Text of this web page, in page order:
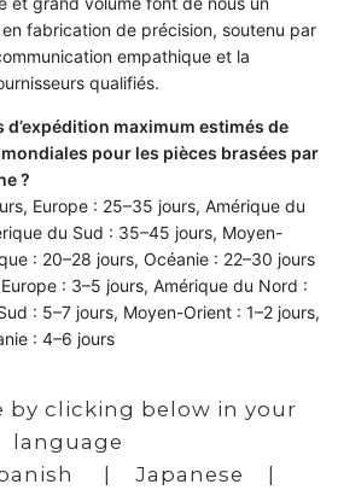
fabrication de précision, soutenu par
empathique et la
qualifiés.
d’expédition maximum estimés de
pour les pièces brasées par
?
Europe : 25–35 jours, Amérique du
du Sud : 35–45 jours, Moyen-
: 20–28 jours, Océanie : 22–30 jours
: 3–5 jours, Amérique du Nord :
: 5–7 jours, Moyen-Orient : 1–2 jours,
: 4–6 jours
by clicking below in your
language
| Japanese |